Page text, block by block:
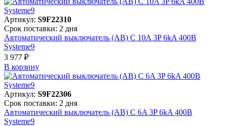
Артикул: S9F22310
Срок поставки: 2 дня
Автоматический выключатель (АВ) C 10A 3P 6kA 400В
Systeme9
3 977 ₽
В корзинy
Артикул: S9F22306
Срок поставки: 2 дня
Автоматический выключатель (АВ) C 6A 3P 6kA 400В
Systeme9